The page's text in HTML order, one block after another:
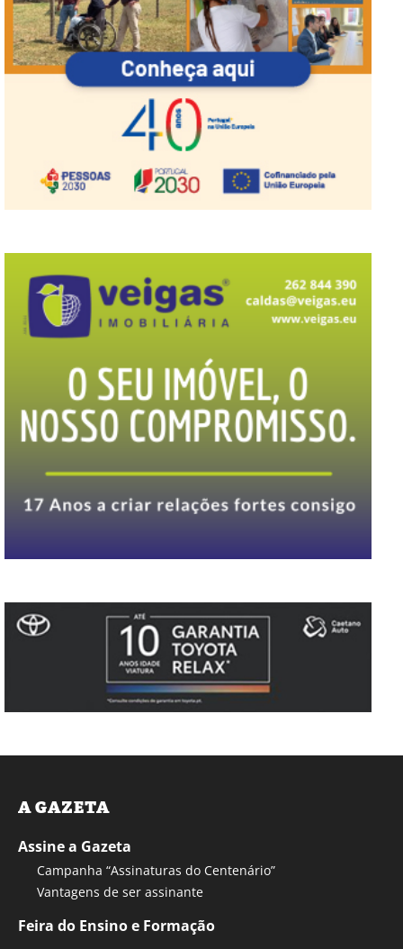
A GAZETA
Assine a Gazeta
Campanha “Assinaturas do Centenário”
Vantagens de ser assinante
Feira do Ensino e Formação